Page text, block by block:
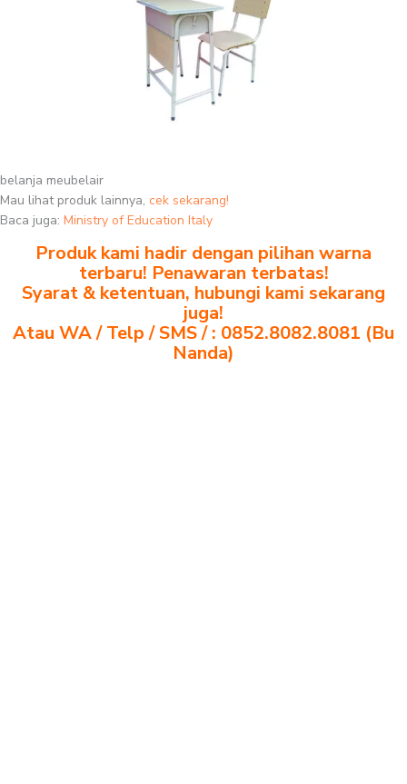
belanja meubelair
Mau lihat produk lainnya, cek sekarang!
Baca juga: Ministry of Education Italy
Produk kami hadir dengan pilihan warna
terbaru! Penawaran terbatas!
Syarat & ketentuan, hubungi kami sekarang
juga!
Atau WA / Telp / SMS / : 0852.8082.8081 (Bu
Nanda)